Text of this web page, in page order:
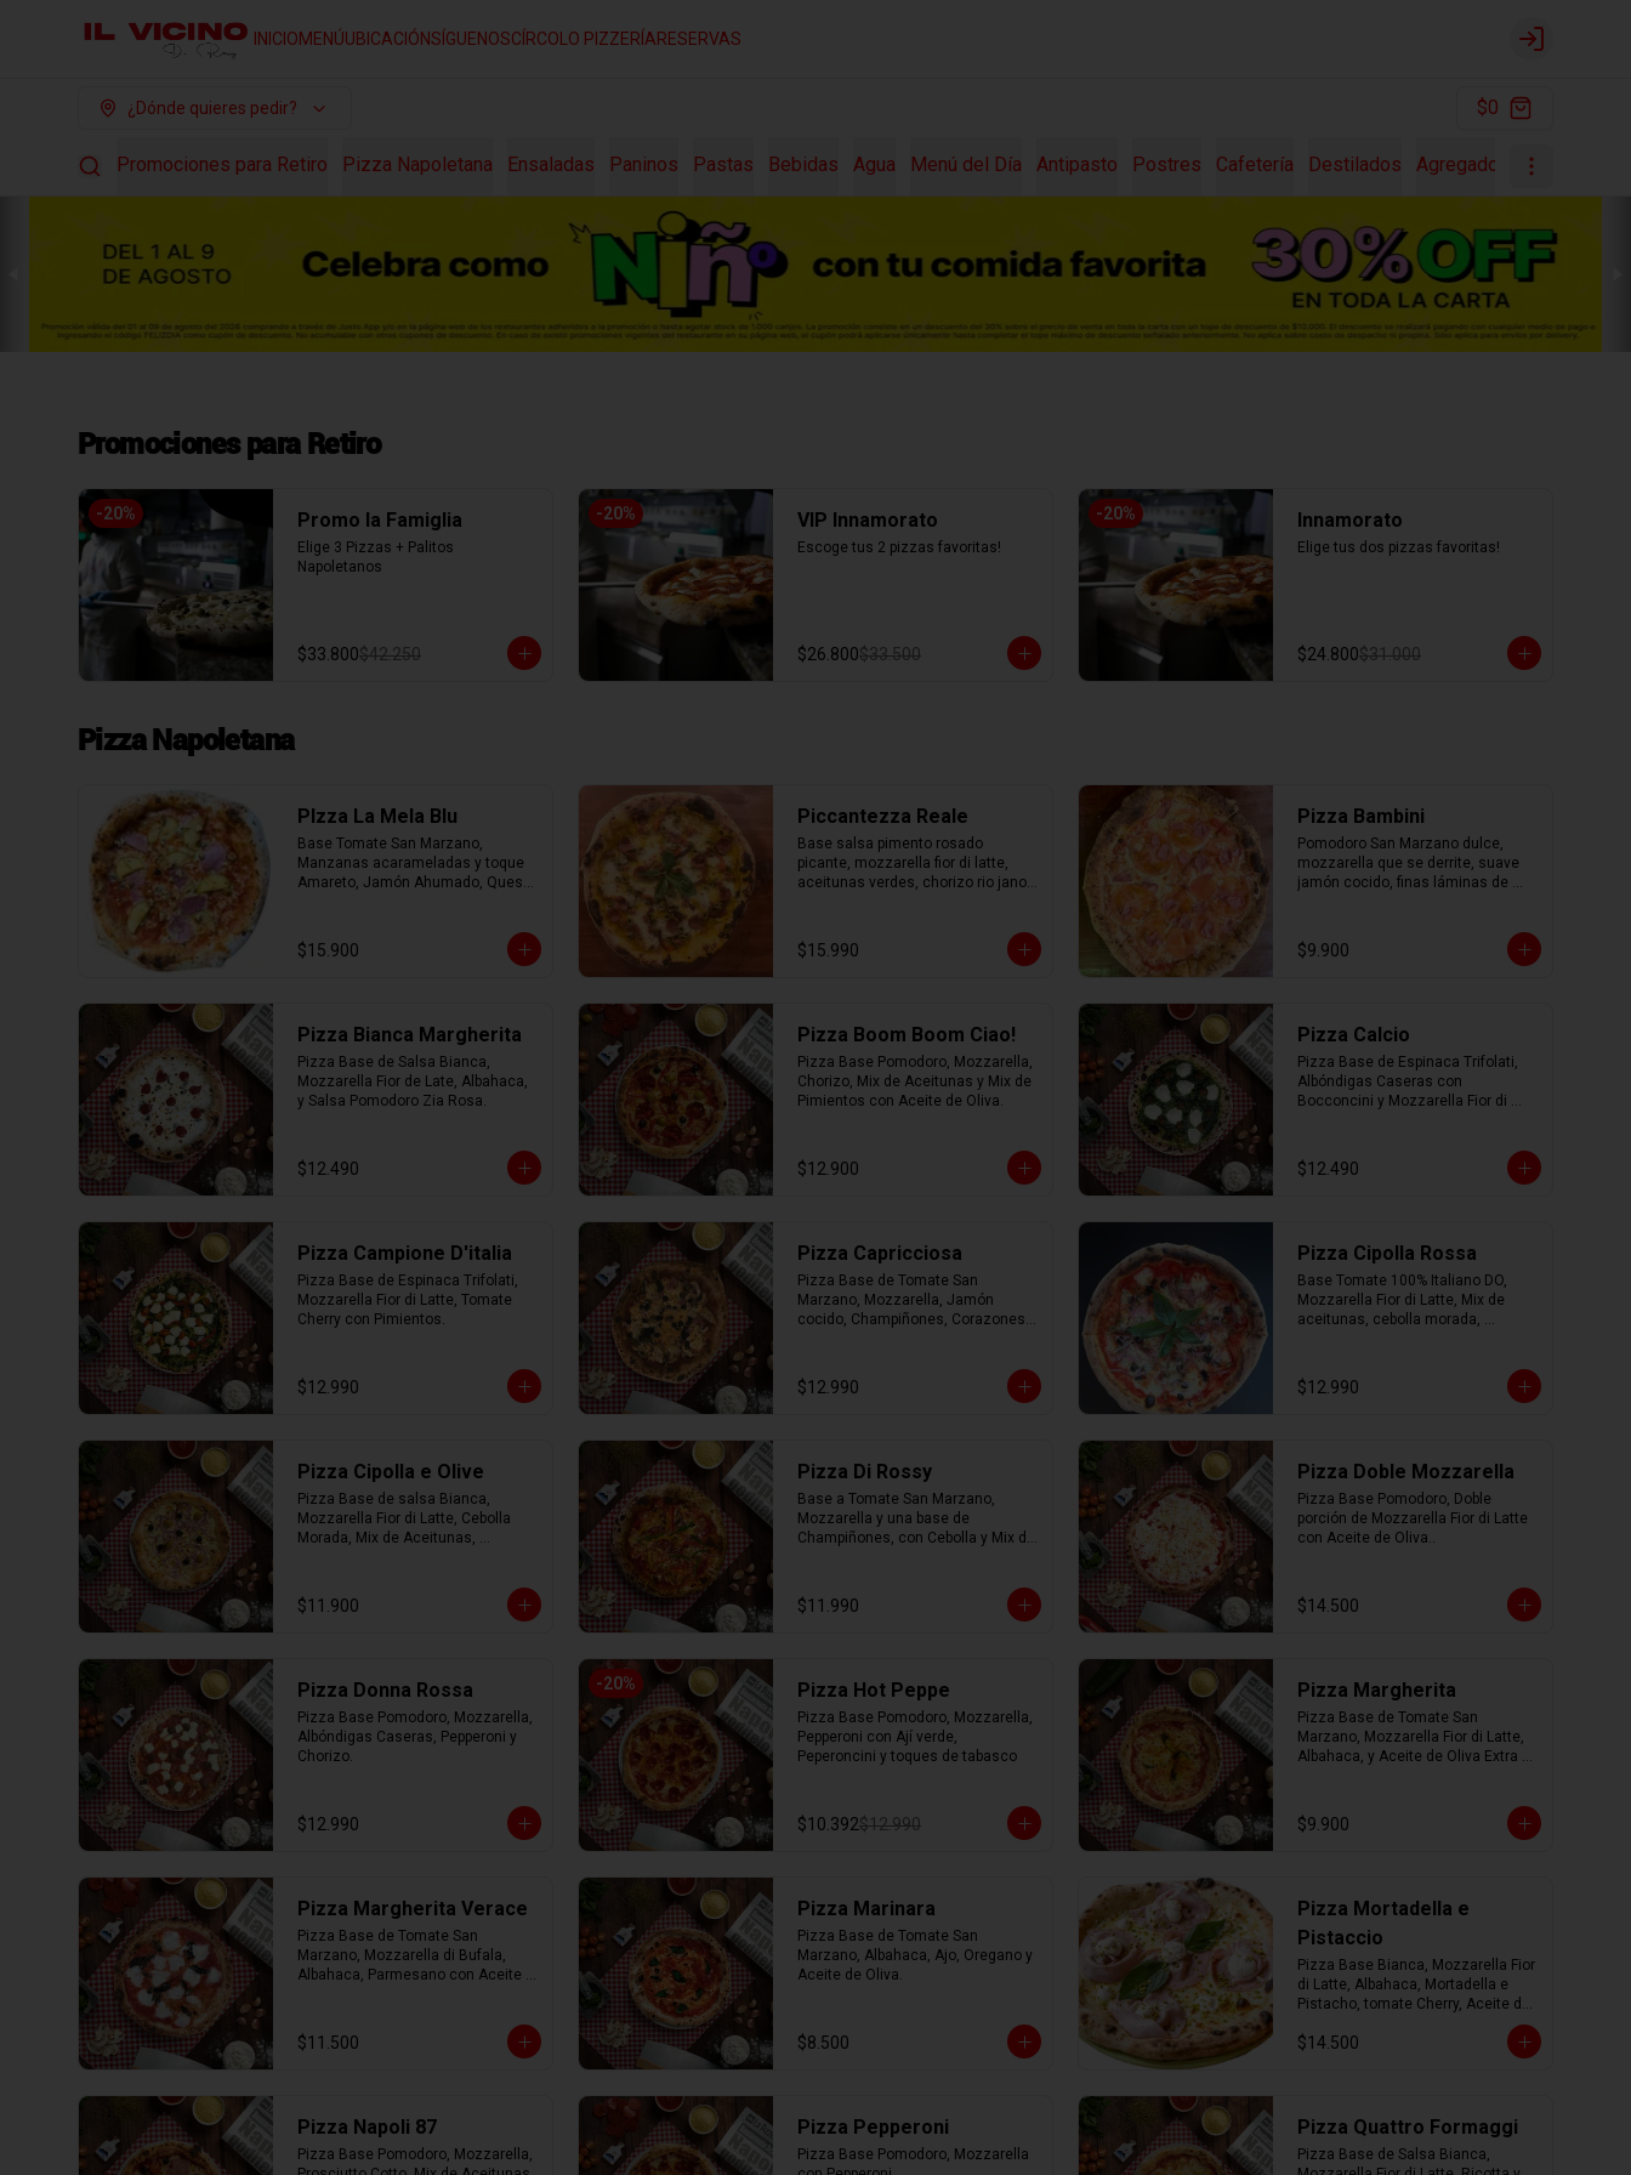
INICIOMENÚUBICACIÓNSÍGUENOSCÍRCOLO PIZZERÍARESERVAS
Login
¿Dónde quieres pedir? $0
Promociones para Retiro Pizza Napoletana Ensaladas Paninos Pastas Bebidas Agua Menú del Día Antipasto Postres Cafetería Destilados Agregados Pastas
Promociones para Retiro
-20% Promo la Famiglia
Elige 3 Pizzas + Palitos
Napoletanos
$33.800$42.250
-20% VIP Innamorato
Escoge tus 2 pizzas favoritas!
$26.800$33.500
-20% Innamorato
Elige tus dos pizzas favoritas!
$24.800$31.000
Pizza Napoletana
PIzza La Mela Blu
Base Tomate San Marzano,
Manzanas acarameladas y toque
Amareto, Jamón Ahumado, Queso
$15.900
Piccantezza Reale
Base salsa pimento rosado
picante, mozzarella fior di latte,
aceitunas verdes, chorizo rio jano,
$15.990
Pizza Bambini
Pomodoro San Marzano dulce,
mozzarella que se derrite, suave
jamón cocido, finas láminas de
$9.900
Pizza Bianca Margherita
Pizza Base de Salsa Bianca,
Mozzarella Fior de Late, Albahaca,
y Salsa Pomodoro Zia Rosa.
$12.490
Pizza Boom Boom Ciao!
Pizza Base Pomodoro, Mozzarella,
Chorizo, Mix de Aceitunas y Mix de
Pimientos con Aceite de Oliva.
$12.900
Pizza Calcio
Pizza Base de Espinaca Trifolati,
Albóndigas Caseras con
Bocconcini y Mozzarella Fior di
$12.490
Pizza Campione D'italia
Pizza Base de Espinaca Trifolati,
Mozzarella Fior di Latte, Tomate
Cherry con Pimientos.
$12.990
Pizza Capricciosa
Pizza Base de Tomate San
Marzano, Mozzarella, Jamón
cocido, Champiñones, Corazones
$12.990
Pizza Cipolla Rossa
Base Tomate 100% Italiano DO,
Mozzarella Fior di Latte, Mix de
aceitunas, cebolla morada,
$12.990
Pizza Cipolla e Olive
Pizza Base de salsa Bianca,
Mozzarella Fior di Latte, Cebolla
Morada, Mix de Aceitunas,
$11.900
Pizza Di Rossy
Base a Tomate San Marzano,
Mozzarella y una base de
Champiñones, con Cebolla y Mix de
$11.990
Pizza Doble Mozzarella
Pizza Base Pomodoro, Doble
porción de Mozzarella Fior di Latte
con Aceite de Oliva..
$14.500
Pizza Donna Rossa
Pizza Base Pomodoro, Mozzarella,
Albóndigas Caseras, Pepperoni y
Chorizo.
$12.990
-20% Pizza Hot Peppe
Pizza Base Pomodoro, Mozzarella,
Pepperoni con Ají verde,
Peperoncini y toques de tabasco
$10.392$12.990
Pizza Margherita
Pizza Base de Tomate San
Marzano, Mozzarella Fior di Latte,
Albahaca, y Aceite de Oliva Extra
$9.900
Pizza Margherita Verace
Pizza Base de Tomate San
Marzano, Mozzarella di Bufala,
Albahaca, Parmesano con Aceite
$11.500
Pizza Marinara
Pizza Base de Tomate San
Marzano, Albahaca, Ajo, Oregano y
Aceite de Oliva.
$8.500
Pizza Mortadella e
Pistaccio
Pizza Base Bianca, Mozzarella Fior
di Latte, Albahaca, Mortadella e
Pistacho, tomate Cherry, Aceite de
$14.500
Pizza Napoli 87
Pizza Base Pomodoro, Mozzarella,
Pizza Pepperoni
Pizza Base Pomodoro, Mozzarella
Pizza Quattro Formaggi
Pizza Base de Salsa Bianca,